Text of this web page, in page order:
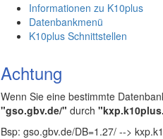
Informationen zu K10plus
Datenbankmenü
K10plus Schnittstellen
Achtung
Wenn Sie eine bestimmte
"gso.gbv.de/" durch
Bsp: gso.gbv.de/DB=1.27/ -->